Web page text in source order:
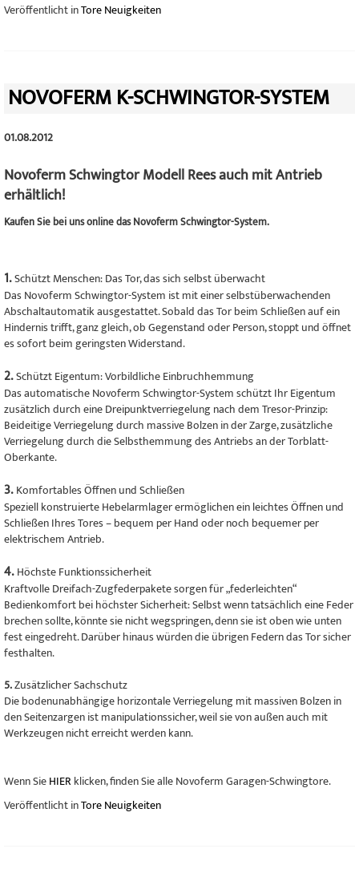
Veröffentlicht inTore Neuigkeiten
NOVOFERM K-SCHWINGTOR-SYSTEM
01.08.2012
Novoferm Schwingtor Modell Rees auch mit Antrieb
erhältlich!
Kaufen Sie bei uns online das Novoferm Schwingtor-System.
1.Schützt Menschen: Das Tor, das sich selbst überwacht
Das Novoferm Schwingtor-System ist mit einer selbstüberwachenden
Abschaltautomatik ausgestattet. Sobald das Tor beim Schließen auf ein
Hindernis trifft, ganz gleich, ob Gegenstand oder Person, stoppt und öffnet
es sofort beim geringsten Widerstand.
2.Schützt Eigentum: Vorbildliche Einbruchhemmung
Das automatische Novoferm Schwingtor-System schützt Ihr Eigentum
zusätzlich durch eine Dreipunktverriegelung nach dem Tresor-Prinzip:
Beideitige Verriegelung durch massive Bolzen in der Zarge, zusätzliche
Verriegelung durch die Selbsthemmung des Antriebs an der Torblatt-
Oberkante.
3. Komfortables Öffnen und Schließen
Speziell konstruierte Hebelarmlager ermöglichen ein leichtes Öffnen und
Schließen Ihres Tores – bequem per Hand oder noch bequemer per
elektrischem Antrieb.
4. Höchste Funktionssicherheit
Kraftvolle Dreifach-Zugfederpakete sorgen für „federleichten“
Bedienkomfort bei höchster Sicherheit: Selbst wenn tatsächlich eine Feder
brechen sollte, könnte sie nicht wegspringen, denn sie ist oben wie unten
fest eingedreht. Darüber hinaus würden die übrigen Federn das Tor sicher
festhalten.
5.Zusätzlicher Sachschutz
Die bodenunabhängige horizontale Verriegelung mit massiven Bolzen in
den Seitenzargen ist manipulationssicher, weil sie von außen auch mit
Werkzeugen nicht erreicht werden kann.
Wenn SieHIER klicken, finden Sie alle Novoferm Garagen-Schwingtore.
Veröffentlicht inTore Neuigkeiten